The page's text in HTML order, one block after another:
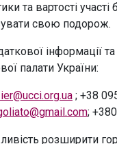
та вартості
свою подорож.
інформації
палати України:
; +38
;
розширити